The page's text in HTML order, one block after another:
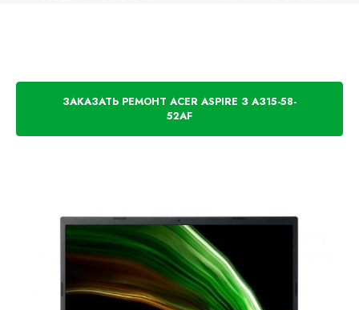
ЗАКАЗАТЬ РЕМОНТ ACER ASPIRE 3 A315-58-
52AF